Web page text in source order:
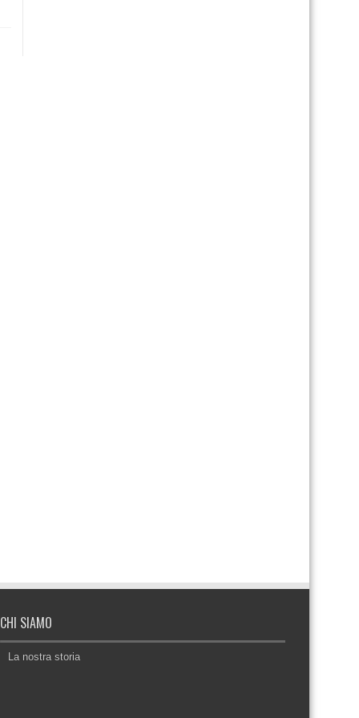
CHI SIAMO
La nostra storia